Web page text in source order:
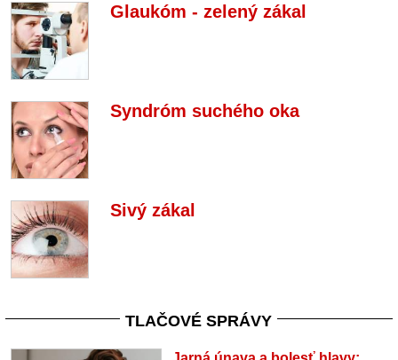
Glaukóm - zelený zákal
Syndróm suchého oka
Sivý zákal
TLAČOVÉ SPRÁVY